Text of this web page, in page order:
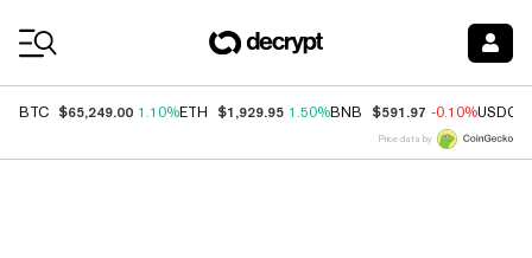
BTC $65,249.00 1.10%ETH $1,929.95 1.50%BNB $591.97 -0.10%USDC
Price data by